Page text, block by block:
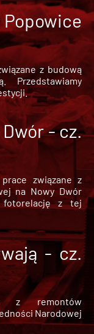
z budową
Przedstawiamy
Dwór - cz.
związane z
na Nowy Dwór
fotorelację z tej
- cz.
z remontów
Narodowej